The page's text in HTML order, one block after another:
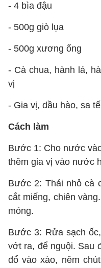
- 4 bìa đậu
- 500g giò lụa
- 500g xương ống
- Cà chua, hành lá,
vị
- Gia vị, dầu hào, sa
Cách làm
Bước 1: Cho nước
thêm gia vị vào nước
Bước 2: Thái nhỏ cà
cắt miếng, chiên
mỏng.
Bước 3: Rửa sạch
vớt ra, để nguội. Sau
đổ vào xào, nêm